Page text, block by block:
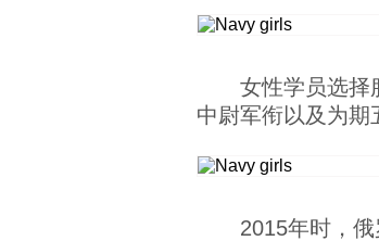
女性学员选择
中尉军衔以及为期
2015年时，